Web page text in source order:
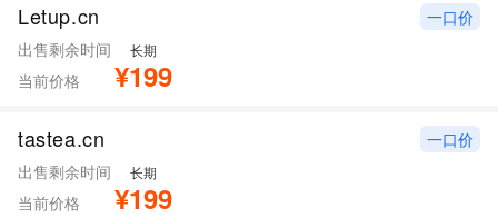
一口价
Letup.cn
出售剩余时间 长期
当前价格 ¥199
一口价
tastea.cn
出售剩余时间 长期
当前价格 ¥199